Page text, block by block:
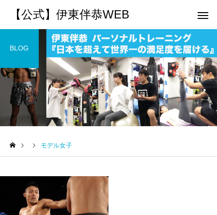
【公式】伊東伴恭WEB
トレーナーとして 個別トレー
パーソナルトレーニ
ング
キックボクシングで本当に
が消費カロリーと週の回数
で答えます
パーソナルトレーニ
BLOG
モデル女子